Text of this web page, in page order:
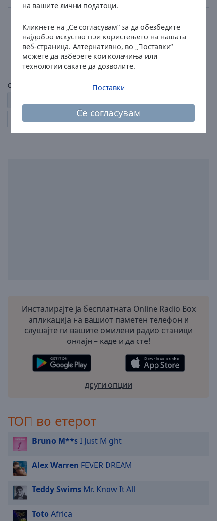
на вашите лични податоци.
Кликнете на „Се согласувам“ за да обезбедите
најдобро искуство при користењето на нашата
веб-страница. Алтернативно, во „Поставки“
можете да изберете кои колачиња или
технологии сакате да дозволите.
Се согласувам
Поставки
rock
pop
Dermot Kennedy - Power Over Me
8
57
Страници:
следно →
Инсталирајте ја бесплатната Online Radio Box
апликација на вашиот паметен телефон и
слушајте ги вашите омилени радио станици
онлајн – каде и да сте!
други опции
ТОП во етерот
Bruno M**sI Just Might
Alex Warren FEVER DREAM
Teddy Swims Mr. Know It All
Toto Africa